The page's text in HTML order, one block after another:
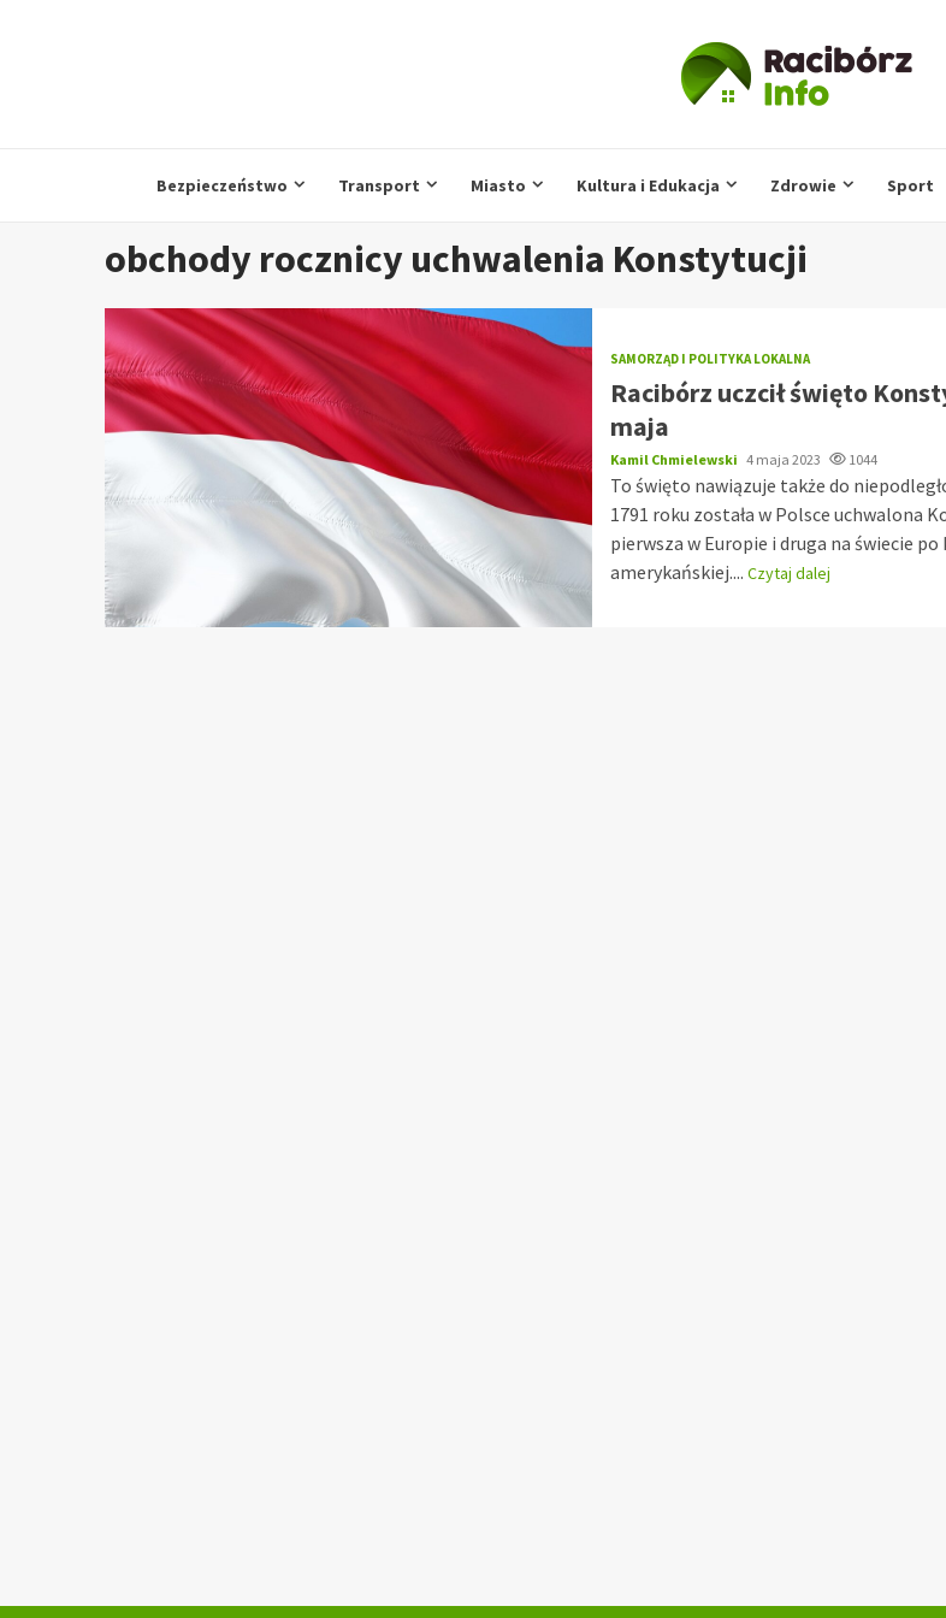
Bezpieczeństwo Transport Miasto Kultura i Edukacja Zdrowie Sport
obchody rocznicy uchwalenia Konstytucji
SAMORZĄD I POLITYKA LOKALNA
Racibórz uczcił święto
maja
Kamil Chmielewski 4 maja 2023 1044
To święto nawiązuje także do
1791 roku została w Polsce uchwalona
pierwsza w Europie i druga na świecie
amerykańskiej.... Czytaj dalej